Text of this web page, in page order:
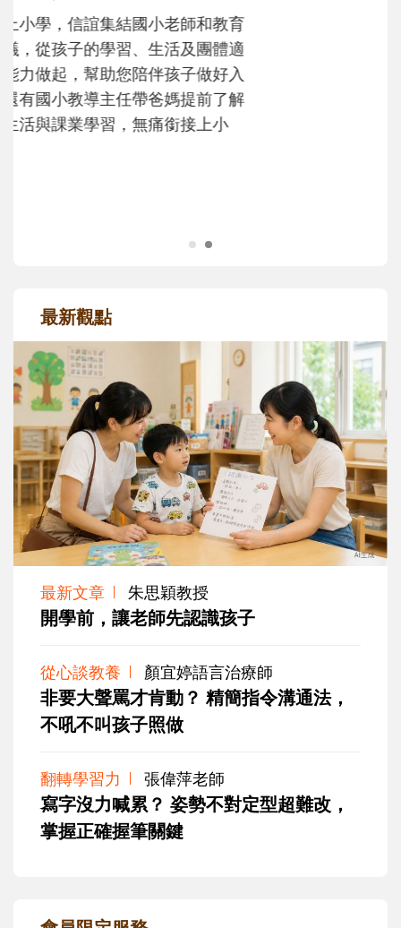
不同模樣
沒有人天生就擅長當爸爸！男人總是在一次
次「前所未有」的體驗中，跟著孩子一起長
大。從給予安全感的肢體遊戲，到獨立自
主、角色認同及解決問題的能力養成。爸爸
最新觀點
最新文章 朱思穎教授
開學前，讓老師先認識孩子
從心談教養 顏宜婷語言治療師
非要大聲罵才肯動？ 精簡指令溝通法，
不吼不叫孩子照做
翻轉學習力 張偉萍老師
寫字沒力喊累？ 姿勢不對定型超難改，
掌握正確握筆關鍵